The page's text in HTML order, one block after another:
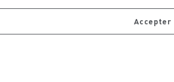
Accepter